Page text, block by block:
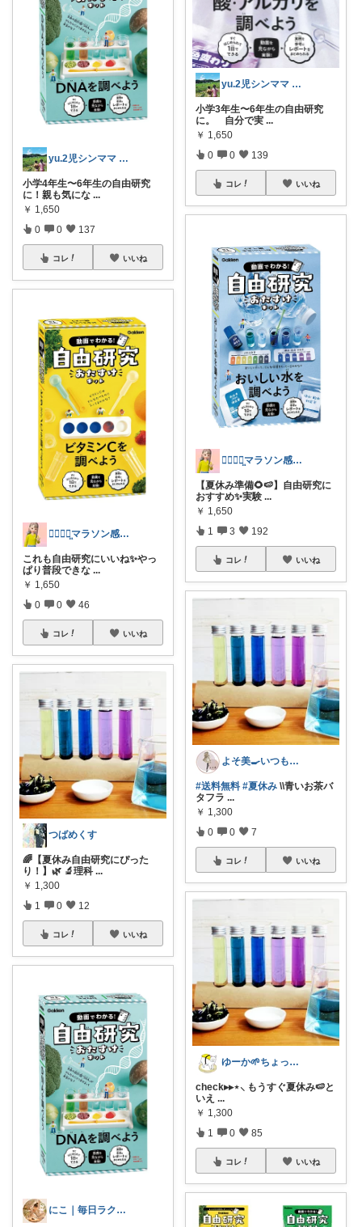
yu.2児シンママ いつも心から感謝です
小学4年生〜6年生の自由研究
に！親も気にな ...
￥ 1,650
0 0 137
コレ いいね
𝗔𝗥𝗜ꪔ̤̮マラソン感謝✨走るよー
これも自由研究にいいね✨やっ
ぱり普段できな ...
￥ 1,650
0 0 46
コレ いいね
つばめくす
🌈【夏休み自由研究にぴった
り！】🌿 🔬理科 ...
￥ 1,300
1 0 12
コレ いいね
にこ｜毎日ラクに🍀
yu.2児シンママ いつも心から感謝です
小学3年生〜6年生の自由研究
に。 自分で実 ...
￥ 1,650
0 0 139
コレ いいね
𝗔𝗥𝗜ꪔ̤̮マラソン感謝✨走るよー
【夏休み準備🌻🍉】自由研究に
おすすめ✨実験 ...
￥ 1,650
1 3 192
コレ いいね
よそ美🍳いつも感謝です💓
#送料無料 #夏休み \\青いお茶バ
タフラ ...
￥ 1,300
0 0 7
コレ いいね
ゆーか🌱ちょっと気分が整う暮らし集め
check▸▸⋆⸜ もうすぐ夏休み🍉と
いえ ...
￥ 1,300
1 0 85
コレ いいね